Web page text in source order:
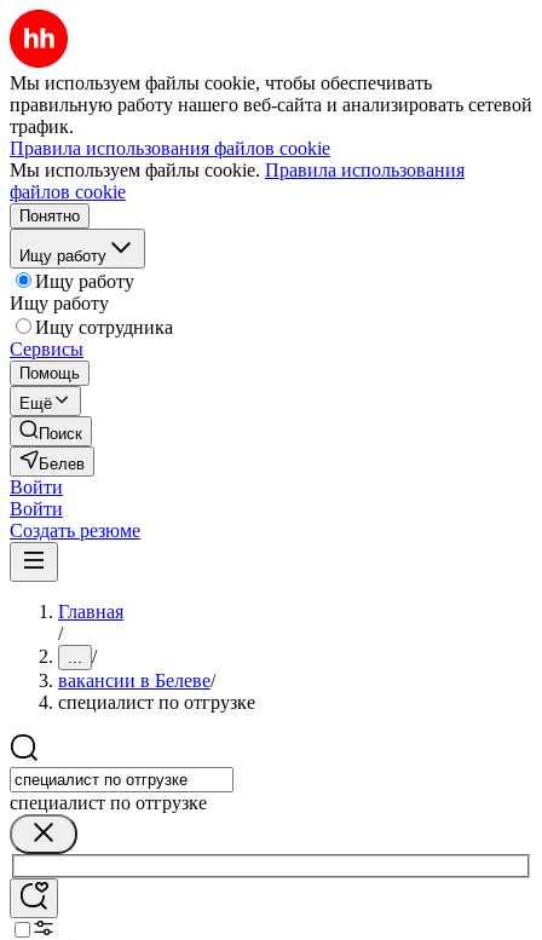
Мы используем файлы cookie, чтобы обеспечивать
правильную работу нашего веб-сайта и анализировать сетевой
трафик.
Правила использования файлов cookie
Мы используем файлы cookie. Правила использования
файлов cookie
Понятно
Ищу работу
Ищу работу
Ищу работу
Ищу сотрудника
Сервисы
Помощь
Ещё
Поиск
Белев
Войти
Войти
Создать резюме
Главная
/
... /
вакансии в Белеве/
специалист по отгрузке
специалист по отгрузке